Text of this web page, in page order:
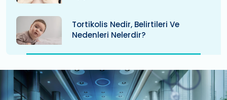
Tortikolis Nedir, Belirtileri Ve
Nedenleri Nelerdir?